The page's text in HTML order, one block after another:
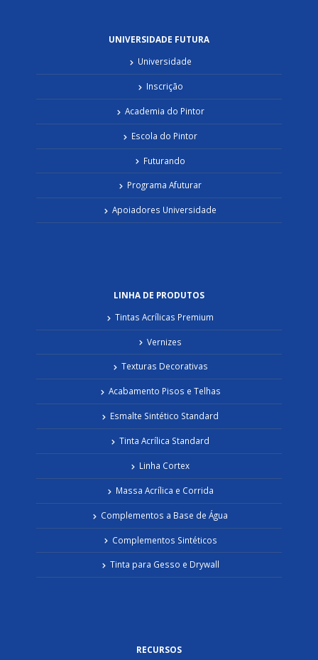
UNIVERSIDADE FUTURA
Universidade
Inscrição
Academia do Pintor
Escola do Pintor
Futurando
Programa Afuturar
Apoiadores Universidade
LINHA DE PRODUTOS
Tintas Acrílicas Premium
Vernizes
Texturas Decorativas
Acabamento Pisos e Telhas
Esmalte Sintético Standard
Tinta Acrílica Standard
Linha Cortex
Massa Acrílica e Corrida
Complementos a Base de Água
Complementos Sintéticos
Tinta para Gesso e Drywall
RECURSOS